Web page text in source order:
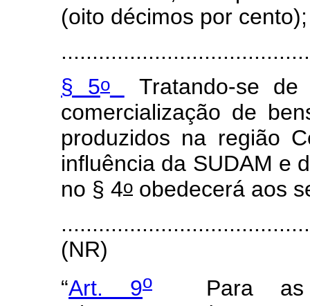
(oito décimos por cento);
§ 5o
Tratando-se de
comercialização de
produzidos na região
influência da SUDAM e
no § 4o obedecerá aos
(NR)
“Art. 9o Para as